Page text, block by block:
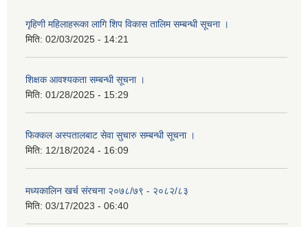
गृहिणी महिलाहरूका लागि शिप विकास तालिम सम्बन्धी सूचना ‌।
मिति: 02/03/2025 - 14:21
शिक्षक आवश्यकता सम्बन्धी सूचना ।
मिति: 01/28/2025 - 15:29
फिक्कल अस्पतालबाट सेवा सुचारु सम्बन्धी सूचना ।
मिति: 12/18/2024 - 16:09
मध्यकालिन खर्च संरचना २०७८/७९ - २०८२/८३
मिति: 03/17/2023 - 06:40